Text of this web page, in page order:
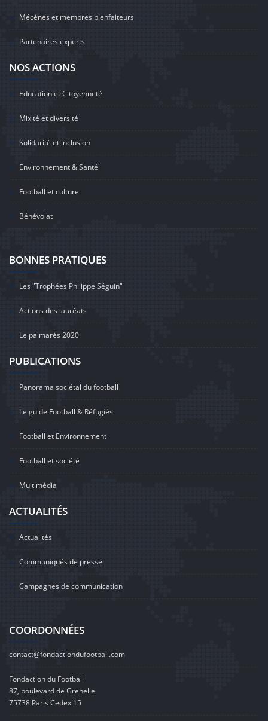
Mécènes et membres bienfaiteurs
Partenaires experts
NOS ACTIONS
Education et Citoyenneté
Mixité et diversité
Solidarité et inclusion
Environnement & Santé
Football et culture
Bénévolat
BONNES PRATIQUES
Les "Trophées Philippe Séguin"
Actions des lauréats
Le palmarès 2020
PUBLICATIONS
Panorama sociétal du football
Le guide Football & Réfugiés
Football et Environnement
Football et société
Multimédia
ACTUALITÉS
Actualités
Communiqués de presse
Campagnes de communication
COORDONNÉES
contact@fondactiondufootball.com
Fondaction du Football
87, boulevard de Grenelle
75738 Paris Cedex 15